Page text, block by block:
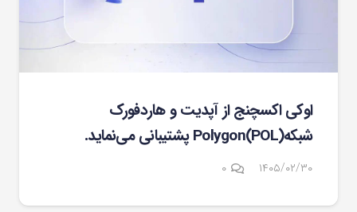
اوکی اکسچنج از آپدیت و هاردفورک
شبکهPolygon(POL) پشتیبانی می‌نماید.
۱۴۰۵/۰۲/۳۰ ۰